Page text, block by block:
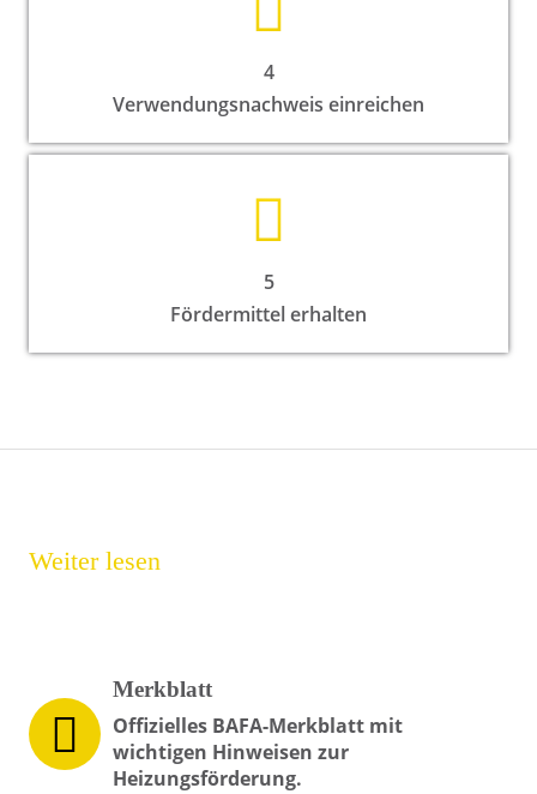
4
Verwendungsnachweis einreichen
5
Fördermittel erhalten
Weiter lesen
Merkblatt
Offizielles BAFA-Merkblatt mit
wichtigen Hinweisen zur
Heizungsförderung.